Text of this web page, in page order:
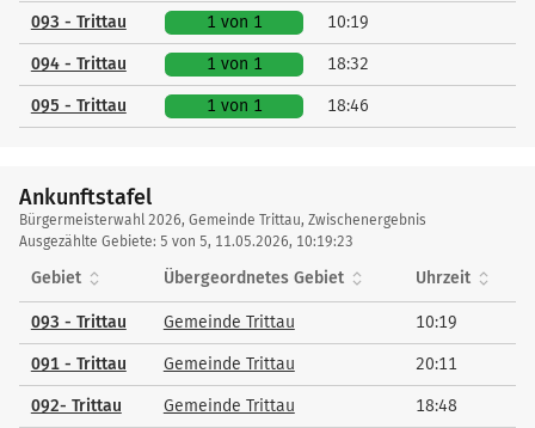
093 - Trittau 1 von 1 10:19
094 - Trittau 1 von 1 18:32
095 - Trittau 1 von 1 18:46
Ankunftstafel
Ankunftstafel
Bürgermeisterwahl 2026, Gemeinde Trittau, Zwischenergebnis
Ausgezählte Gebiete: 5 von 5, 11.05.2026, 10:19:23
Gebiet Übergeordnetes Gebiet Uhrzeit
093 - Trittau Gemeinde Trittau 10:19
091 - Trittau Gemeinde Trittau 20:11
092- Trittau Gemeinde Trittau 18:48